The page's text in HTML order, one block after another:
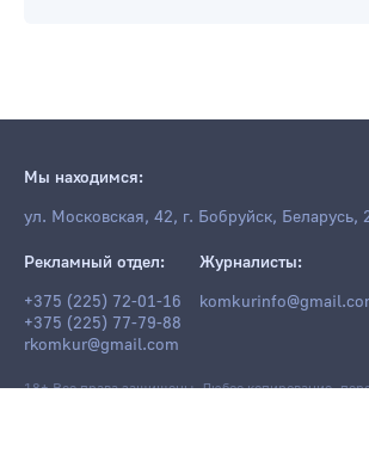
Мы находимся:
ул. Московская, 42, г. Бобруйск, Беларусь,
Рекламный отдел:
+375 (225) 72-01-16
+375 (225) 77-79-88
rkomkur@gmail.com
Журналисты:
18+ Все права защищены. Любое копирование,